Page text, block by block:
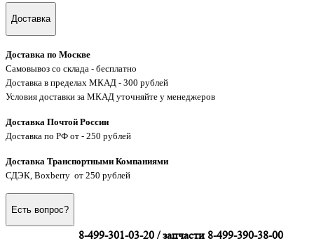
Доставка
Доставка по Москве
Самовывоз со склада - бесплатно
Доставка в пределах МКАД - 300 рублей
Условия доставки за МКАД уточняйте у менеджеров
Доставка Почтой России
Доставка по РФ от - 250 рублей
Доставка Транспортными Компаниями
СДЭК, Boxberry от 250 рублей
Есть вопрос?
8-499-301-03-20 / запчасти 8-499-390-38-00